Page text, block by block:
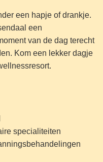
een hapje of drankje.
een
van de dag terecht
Kom een lekker dagje
specialiteiten